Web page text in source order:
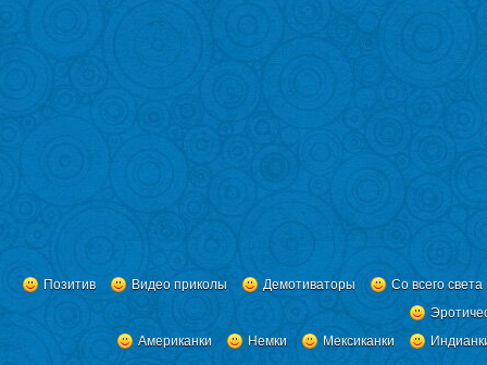
Позитив Видео приколы Демотиваторы
Со всего света
Американки
Немки Мексиканки